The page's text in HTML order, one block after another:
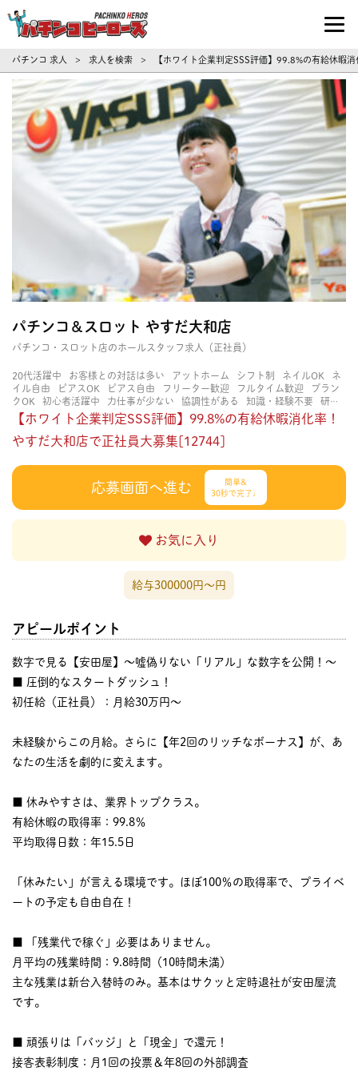
パチンコ求人・転職ならパチンコヒーロ
パチンコ 求人 > 求人を検索 > 【ホワイト企業判定SSS評価】99.8%の有給休暇
パチンコ＆スロット やすだ大和店
パチンコ・スロット店のホールスタッフ求人（正社員）
20代活躍中 お客様との対話は多い アットホーム シフト制 ネイルOK
ネ
イル自由
ピアスOK ピアス自由 フリーター歓迎 フルタイム歓迎
ブラン
クOK
初心者活躍中 力仕事が少ない 協調性がある 知識・経験不要
研修
あり
立ち仕事 経験者・有資格者歓迎 茶髪OK 賑やかな職場
長く働ける
長期歓迎
【ホワイト企業判定SSS評価】99.8%の有給休暇消化率！
やすだ大和店で正社員大募集[12744]
応募画面へ進む
簡単&
30秒で完了♩
お気に入り
給与300000円〜円
アピールポイント
数字で見る【安田屋】～嘘偽りない「リアル」な数字を公開！～
■ 圧倒的なスタートダッシュ！
初任給（正社員）：月給30万円〜
未経験からこの月給。さらに【年2回のリッチなボーナス】が、あ
なたの生活を劇的に変えます。
■ 休みやすさは、業界トップクラス。
有給休暇の取得率：99.8％
平均取得日数：年15.5日
「休みたい」が言える環境です。ほぼ100％の取得率で、プライベ
ートの予定も自由自在！
■ 「残業代で稼ぐ」必要はありません。
月平均の残業時間：9.8時間（10時間未満）
主な残業は新台入替時のみ。基本はサクッと定時退社が安田屋流
です。
■ 頑張りは「バッジ」と「現金」で還元！
接客表彰制度：月1回の投票＆年8回の外部調査